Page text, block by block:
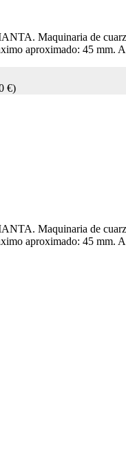
Maquinaria de
aproximado: 45 mm.
€)
Maquinaria de
aproximado: 45 mm.